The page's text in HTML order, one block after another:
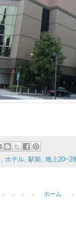
ホテル 駅前 地上
ホーム